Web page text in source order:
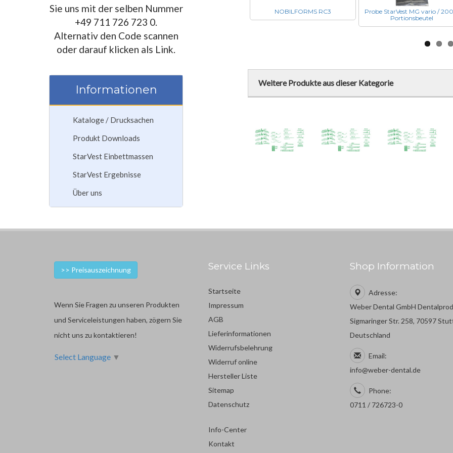
Sie uns mit der selben Nummer
+49 711 726 723 0.
Alternativ den Code scannen
oder darauf klicken als Link.
Informationen
Kataloge / Drucksachen
Produkt Downloads
StarVest Einbettmassen
StarVest Ergebnisse
Über uns
NOBILFORMS RC3
Probe StarVest MG vario /
Portionsbeutel
Weitere Produkte aus dieser Kategorie
>> Preisauszeichnung
Wenn Sie Fragen zu unseren Produkten
und Serviceleistungen haben, zögern Sie
nicht uns zu kontaktieren!
Select Language ▼
Service Links
Startseite
Impressum
AGB
Lieferinformationen
Widerrufsbelehrung
Widerruf online
Hersteller Liste
Sitemap
Datenschutz
Info-Center
Kontakt
Shop Information
Adresse:
Weber Dental GmbH
Sigmaringer Str. 258, 70597
Deutschland
Email:
info@weber-dental.de
Phone:
0711 / 726723-0